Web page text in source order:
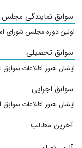
سوابق نمایندگی مجلس
اولین دوره مجلس شورای
سوابق تحصیلی
ایشان هنوز اطلاعات
سوابق اجرایی
ایشان هنوز اطلاعات سوابق
آخرین مطالب